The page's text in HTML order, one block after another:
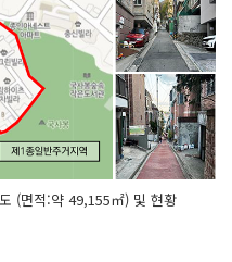
(면적:약 49,155㎡) 및 현황